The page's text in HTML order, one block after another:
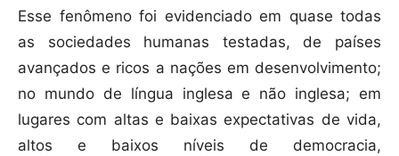
Esse fenômeno foi evidenciado em quase todas
as sociedades humanas testadas, de países
avançados e ricos a nações em desenvolvimento;
no mundo de língua inglesa e não inglesa; em
lugares com altas e baixas expectativas de vida,
altos e baixos níveis de democracia,